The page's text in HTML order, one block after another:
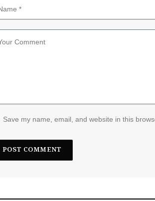
Save my name, email, and website in this